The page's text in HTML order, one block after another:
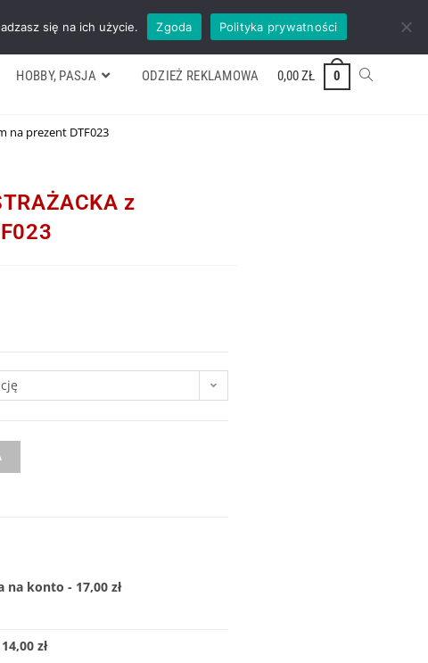
Formularz wyceny Kontakt ZADZWOŃ TEL. 600 352 938
HOBBY, PASJA ODZIEŻ REKLAMOWA 0,00ZŁ 0
na prezent DTF023
z
konto - 17,00 zł
zł
się na ich użycie. Zgoda Polityka prywatności